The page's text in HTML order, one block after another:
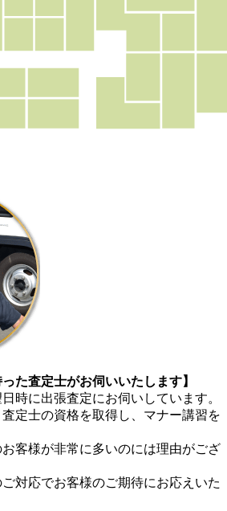
た査定士がお伺いいたします】
時に出張査定にお伺いしています。
定士の資格を取得し、マナー講習を
客様が非常に多いのには理由がござ
対応でお客様のご期待にお応えいた